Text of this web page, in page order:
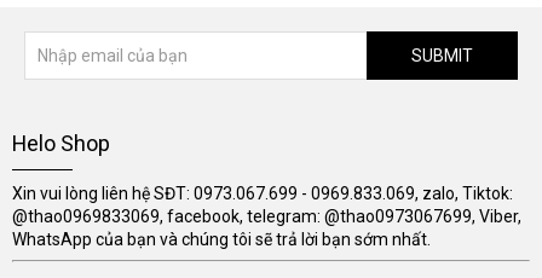
SUBMIT
Helo Shop
Xin vui lòng liên hệ SĐT: 0973.067.699 - 0969.833.069, zalo, Tiktok:
@thao0969833069, facebook, telegram: @thao0973067699, Viber,
WhatsApp của bạn và chúng tôi sẽ trả lời bạn sớm nhất.